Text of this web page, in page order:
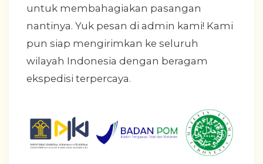
untuk membahagiakan pasangan
nantinya. Yuk pesan di admin kami! Kami
pun siap mengirimkan ke seluruh
wilayah Indonesia dengan beragam
ekspedisi terpercaya.